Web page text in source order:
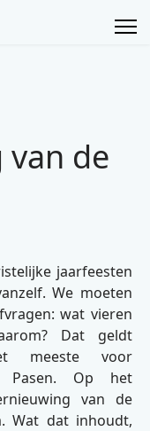
de
jaarfeesten
We moeten
wat vieren
Dat geldt
meeste voor
Pasen. Op het
van de
Wat dat inhoudt,